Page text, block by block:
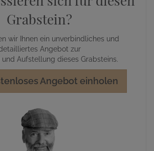
Grabstein?
wir Ihnen ein unverbindliches und
Angebot zur
Aufstellung dieses Grabsteins.
Angebot einholen